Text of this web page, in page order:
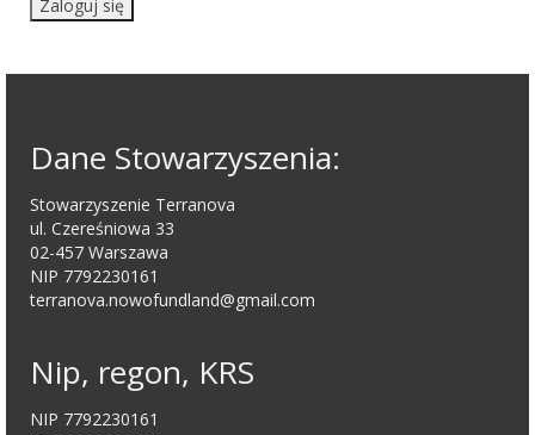
Zaloguj się
Dane Stowarzyszenia:
Stowarzyszenie Terranova
ul. Czereśniowa 33
02-457 Warszawa
NIP 7792230161
terranova.nowofundland@gmail.com
Nip, regon, KRS
NIP 7792230161